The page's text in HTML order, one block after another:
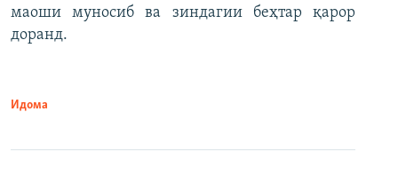
маоши муносиб ва зиндагии беҳтар қарор
доранд.
Идома